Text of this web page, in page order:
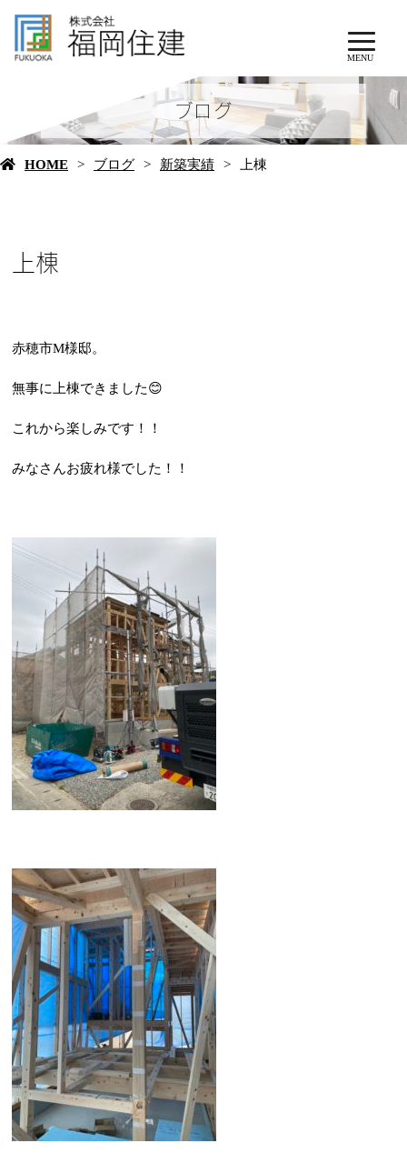
MENU
ブログ
HOME ブログ 新築実績 上棟
上棟
赤穂市M様邸。
無事に上棟できました😊
これから楽しみです！！
みなさんお疲れ様でした！！